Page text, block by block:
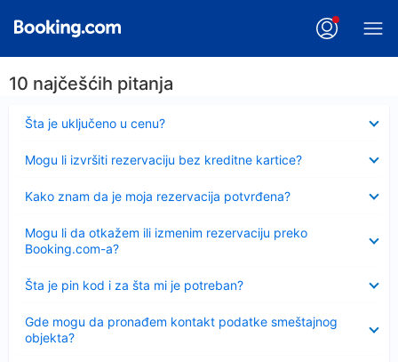
10 najčešćih pitanja
Šta je uključeno u cenu?
Sažeto
Mogu li izvršiti rezervaciju bez kreditne kartice?
Kako znam da je moja rezervacija potvrđena?
Mogu li da otkažem ili izmenim rezervaciju preko
Booking.com-a?
Šta je pin kod i za šta mi je potreban?
Sažeto
Gde mogu da pronađem kontakt podatke smeštajnog
objekta?